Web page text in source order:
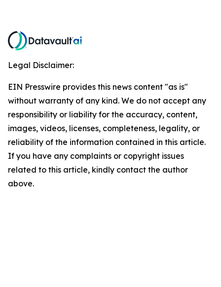
Legal Disclaimer:
EIN Presswire provides this news content "as is"
without warranty of any kind. We do not accept any
responsibility or liability for the accuracy, content,
images, videos, licenses, completeness, legality, or
reliability of the information contained in this article.
If you have any complaints or copyright issues
related to this article, kindly contact the author
above.